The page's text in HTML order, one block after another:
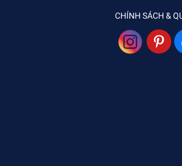
CHÍNH SÁCH &